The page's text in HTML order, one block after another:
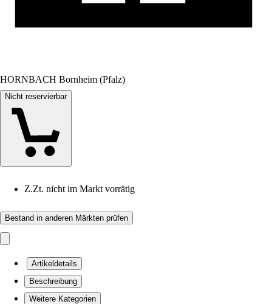
HORNBACH Bornheim (Pfalz)
Nicht reservierbar
Z.Zt. nicht im Markt vorrätig
Bestand in anderen Märkten prüfen
Artikeldetails
Beschreibung
Weitere Kategorien